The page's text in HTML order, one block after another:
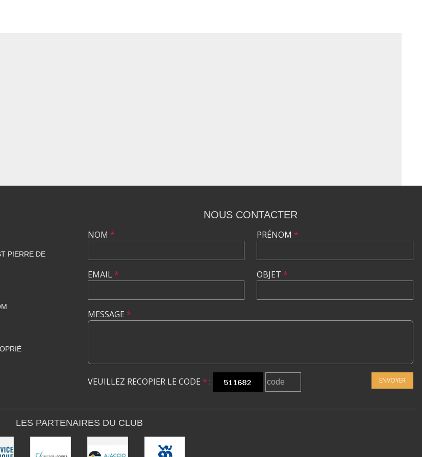
PIERRE DE
NOUS CONTACTER
NOM *
EMAIL*
PRÉNOM *
OBJET *
MESSAGE *
VEUILLEZ RECOPIER LE CODE * : ENVOYER
LES PARTENAIRES DU CLUB